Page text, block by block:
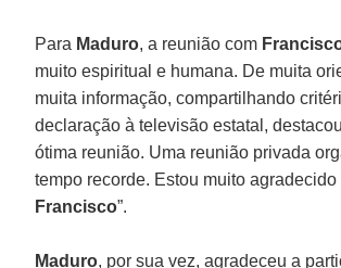
Para Maduro, a reunião com
muito espiritual e humana. De muita
muita informação, compartilhando
declaração à televisão estatal,
ótima reunião. Uma reunião privada
tempo recorde. Estou muito agradecido
Francisco”.
Maduro, por sua vez, agradeceu a